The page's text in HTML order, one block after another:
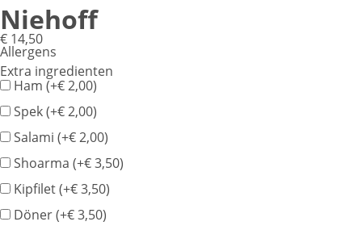
Niehoff
€ 14,50
Allergens
Product
allergen
information
Extra ingredienten
Ham (+€2,00)
Spek (+€2,00)
Salami (+€2,00)
Shoarma (+€3,50)
Kipfilet (+€3,50)
Döner (+€3,50)